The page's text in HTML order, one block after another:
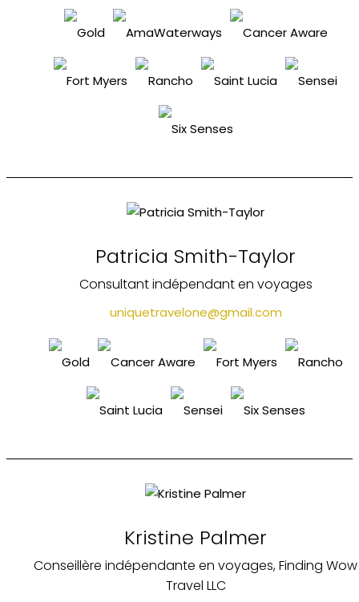
Patricia Smith-Taylor
Consultant indépendant en voyages
uniquetravelone@gmail.com
Kristine Palmer
Conseillère indépendante en voyages, Finding Wow
Travel LLC